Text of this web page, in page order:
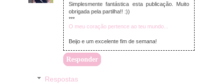
Simplesmente fantástica esta publicação. Muito
obrigada pela partilha!! :))
***
O meu coração pertence ao teu mundo...
Beijo e um excelente fim de semana!
Responder
Respostas